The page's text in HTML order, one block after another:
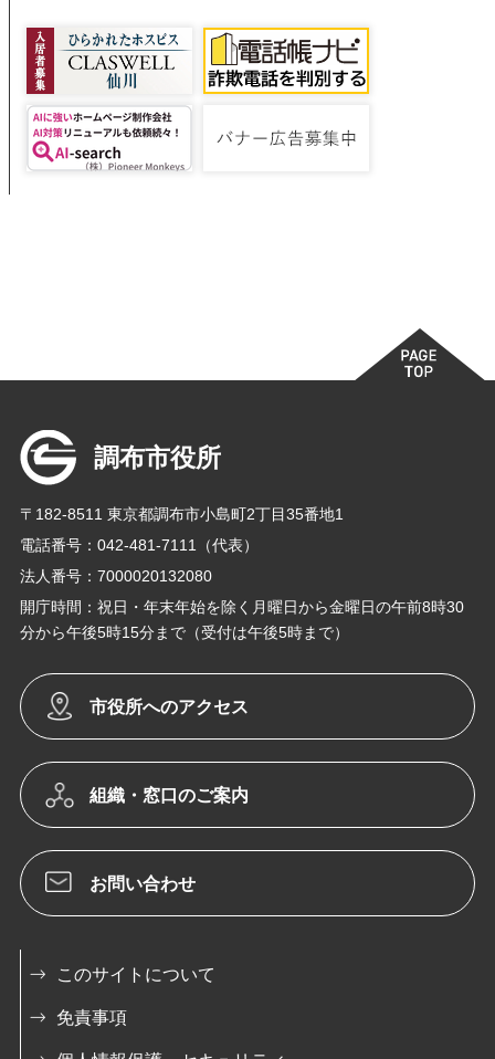
調布市役所
〒182-8511 東京都調布市小島町2丁目35番地1
電話番号：042-481-7111（代表）
法人番号：7000020132080
開庁時間：祝日・年末年始を除く月曜日から金曜日の午前8時30
分から午後5時15分まで（受付は午後5時まで）
市役所へのアクセス
組織・窓口のご案内
お問い合わせ
このサイトについて
免責事項